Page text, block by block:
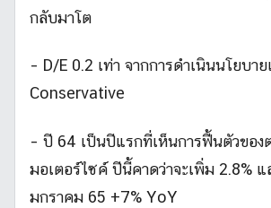
2
กลับมาโต
– D/E 0.2 เท่า จากการดำเนินนโยบา
Conservative
– ปี 64 เป็นปีแรกที่เห็นการฟื้นตัวของ
มอเตอร์ไซค์ ปีนี้คาดว่าจะเพิ่ม 2.8% แ
มกราคม 65 +7% YoY